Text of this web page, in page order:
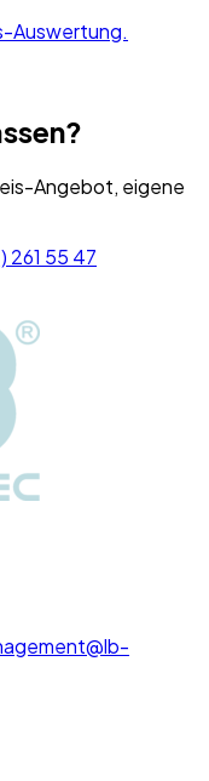
Auswertung.
Angebot, eigene
261 55 47